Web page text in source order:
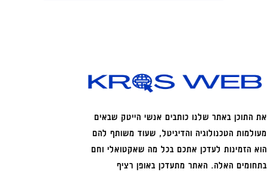
את התוכן באתר שלנו כותבים אנשי הייטק שבאים
מעולמות הטכנולוגיה והדיגיטל, שעוד משותף להם
הוא הזמינות לעדכן אתכם בכל מה שאקטואלי וחם
בתחומים האלה. האתר מתעדכן באופן רציף